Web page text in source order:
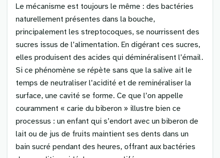
Le mécanisme est toujours le même : des bactéries
naturellement présentes dans la bouche,
principalement les streptocoques, se nourrissent des
sucres issus de l’alimentation. En digérant ces sucres,
elles produisent des acides qui déminéralisent l’émail.
Si ce phénomène se répète sans que la salive ait le
temps de neutraliser l’acidité et de reminéraliser la
surface, une cavité se forme. Ce que l’on appelle
couramment « carie du biberon » illustre bien ce
processus : un enfant qui s’endort avec un biberon de
lait ou de jus de fruits maintient ses dents dans un
bain sucré pendant des heures, offrant aux bactéries